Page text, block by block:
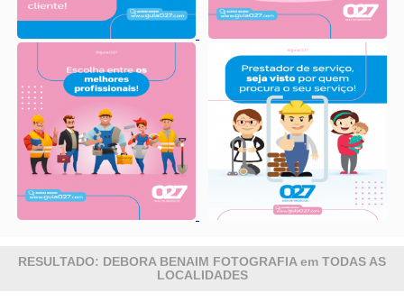
RESULTADO: DEBORA BENAIM FOTOGRAFIA em TODAS AS
LOCALIDADES